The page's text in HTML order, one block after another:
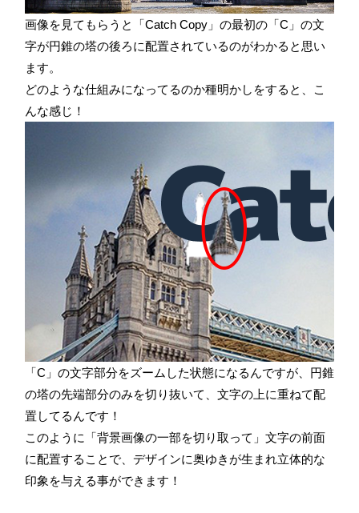
画像を見てもらうと「Catch Copy」の最初の「C」の文
字が円錐の塔の後ろに配置されているのがわかると思い
ます。
どのような仕組みになってるのか種明かしをすると、こ
んな感じ！
「C」の文字部分をズームした状態になるんですが、円錐
の塔の先端部分のみを切り抜いて、文字の上に重ねて配
置してるんです！
このように「背景画像の一部を切り取って」文字の前面
に配置することで、デザインに奥ゆきが生まれ立体的な
印象を与える事ができます！